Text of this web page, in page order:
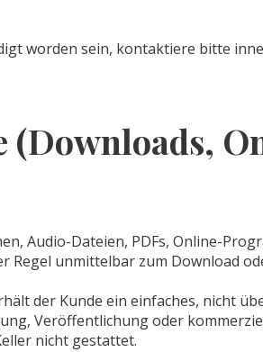
worden sein, kontaktiere bitte
Audio-Dateien, PDFs, Online-
Regel unmittelbar zum Download
der Kunde ein einfaches, nicht
Veröffentlichung oder
nicht gestattet.